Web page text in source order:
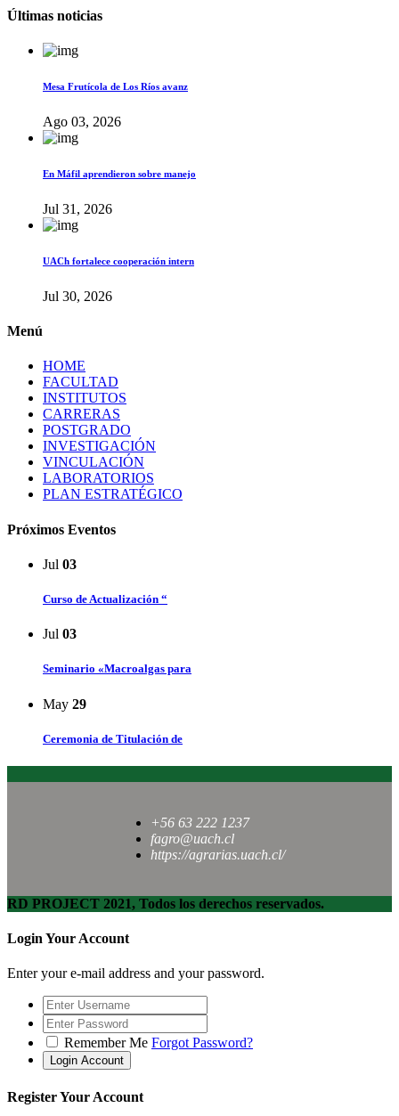
Últimas noticias
Mesa Frutícola de Los Ríos avanz
Ago 03, 2026
En Máfil aprendieron sobre manejo
Jul 31, 2026
UACh fortalece cooperación intern
Jul 30, 2026
Menú
HOME
FACULTAD
INSTITUTOS
CARRERAS
POSTGRADO
INVESTIGACIÓN
VINCULACIÓN
LABORATORIOS
PLAN ESTRATÉGICO
Próximos Eventos
Jul 03
Curso de Actualización “
Jul 03
Seminario «Macroalgas para
May 29
Ceremonia de Titulación de
+56 63 222 1237
fagro@uach.cl
https://agrarias.uach.cl/
RD PROJECT 2021, Todos los derechos reservados.
Login Your Account
Enter your e-mail address and your password.
Remember Me Forgot Password?
Register Your Account